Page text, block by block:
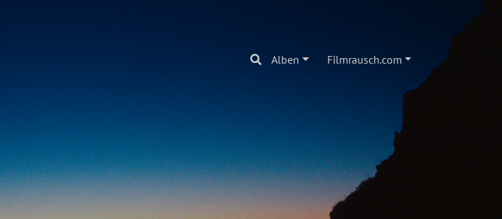
Alben Filmrausch.com